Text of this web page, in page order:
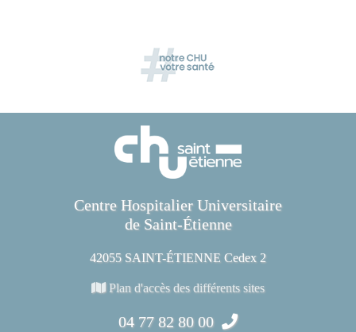
Centre Hospitalier Universitaire
de Saint-Étienne
42055 SAINT-ÉTIENNE Cedex 2
Plan d'accès des différents sites
04 77 82 80 00